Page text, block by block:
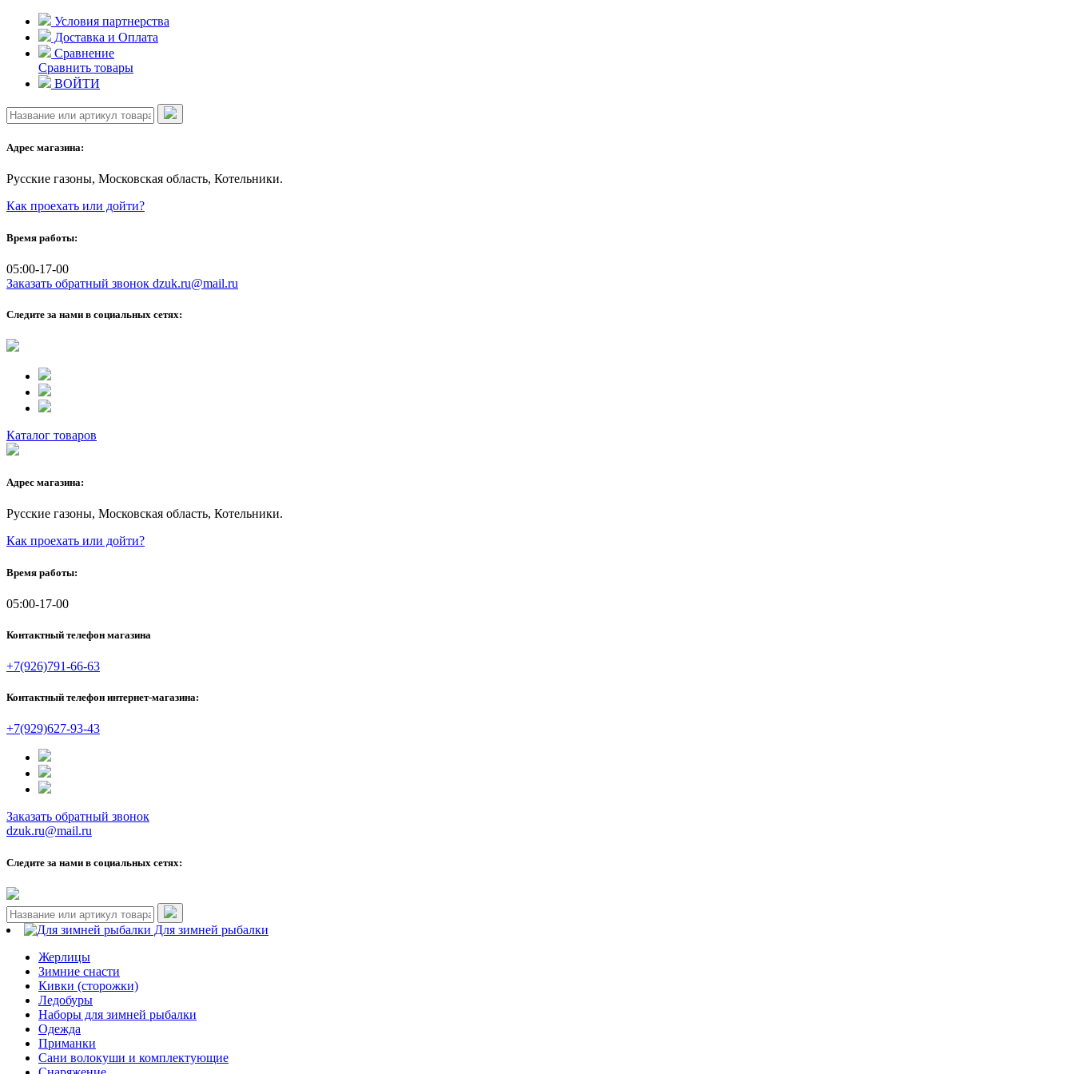
Skip
content
Условия партнерства
Доставка и Оплата
Сравнение
Сравнить товары
ВОЙТИ
Адрес магазина:
Русские газоны, Московская область, Котельники.
Как проехать или дойти?
Время работы:
05:00-17-00
Заказать обратный звонок dzuk.ru@mail.ru
Следите за нами в социальных сетях:
Каталог товаров
Адрес магазина:
Русские газоны, Московская область, Котельники.
Как проехать или дойти?
Время работы:
05:00-17-00
Контактный телефон магазина
+7(926)791-66-63
Контактный телефон интернет-магазина:
+7(929)627-93-43
Заказать обратный звонок
dzuk.ru@mail.ru
Следите за нами в социальных сетях:
Для зимней рыбалки
Жерлицы
Зимние снасти
Кивки (сторожки)
Ледобуры
Наборы для зимней рыбалки
Одежда
Приманки
Сани волокуши и комплектующие